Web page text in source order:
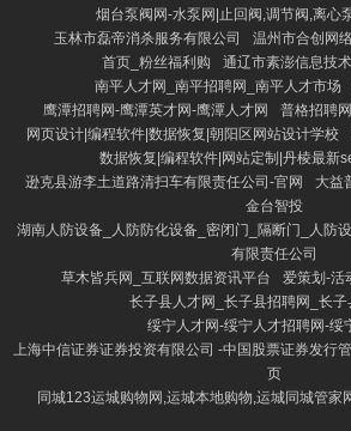
烟台泵阀网-水泵网|止回阀,调节阀,离心
玉林市磊帝消杀服务有限公司
温州市合创网
首页_粉丝福利购
通辽市素澎信息技
南平人才网_南平招聘网_南平人才市场
鹰潭招聘网-鹰潭英才网-鹰潭人才网
普格招聘
网页设计|编程软件|数据恢复|朝阳区网站设计学校
数据恢复|编程软件|网站定制|丹棱最新
逊克县游李土道路清扫车有限责任公司-官网
大益
金台智投
湖南人防设备_人防防化设备_密闭门_隔断门_人防
有限责任公司
草木皆兵网_互联网数据资讯平台
爱策划-活
长子县人才网_长子县招聘网_长子
绥宁人才网-绥宁人才招聘网-绥
上海中信证券证券投资有限公司 -中国股票证券发行
页
同城123运城购物网,运城本地购物,运城同城管家